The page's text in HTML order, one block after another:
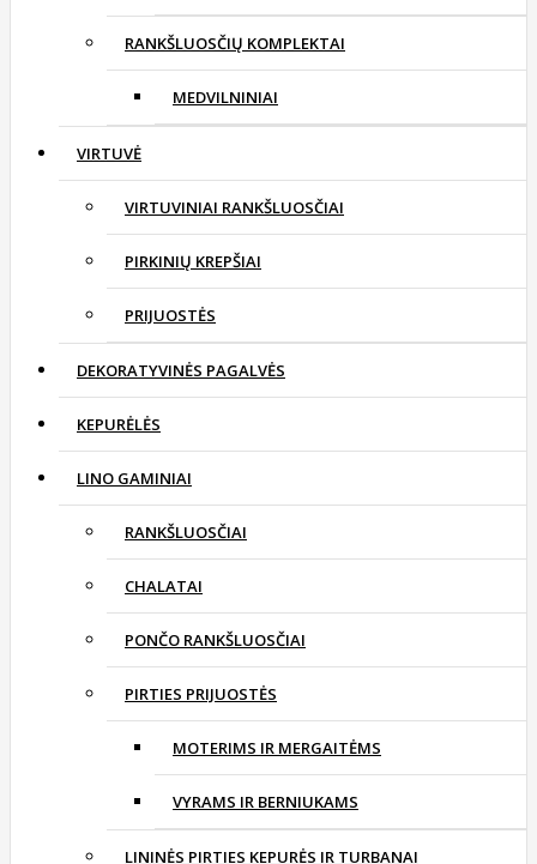
RANKŠLUOSČIŲ KOMPLEKTAI
MEDVILNINIAI
VIRTUVĖ
VIRTUVINIAI RANKŠLUOSČIAI
PIRKINIŲ KREPŠIAI
PRIJUOSTĖS
DEKORATYVINĖS PAGALVĖS
KEPURĖLĖS
LINO GAMINIAI
RANKŠLUOSČIAI
CHALATAI
PONČO RANKŠLUOSČIAI
PIRTIES PRIJUOSTĖS
MOTERIMS IR MERGAITĖMS
VYRAMS IR BERNIUKAMS
LININĖS PIRTIES KEPURĖS IR TURBANAI